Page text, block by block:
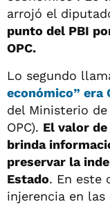
arrojó el
punto del PBI
OPC.
Lo segundo
económico” era
del Ministerio
OPC). El valor
brinda
preservar la
Estado. En este
injerencia en